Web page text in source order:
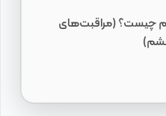
چیست؟ (مراقبت‌های